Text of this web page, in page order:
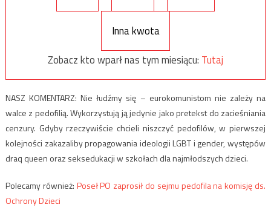
Inna kwota
Zobacz kto wparł nas tym miesiącu: Tutaj
NASZ KOMENTARZ: Nie łudźmy się – eurokomunistom nie zależy na
walce z pedofilią. Wykorzystują ją jedynie jako pretekst do zacieśniania
cenzury. Gdyby rzeczywiście chcieli niszczyć pedofilów, w pierwszej
kolejności zakazaliby propagowania ideologii LGBT i gender, występów
draq queen oraz seksedukacji w szkołach dla najmłodszych dzieci.
Polecamy również: Poseł PO zaprosił do sejmu pedofila na komisję ds.
Ochrony Dzieci